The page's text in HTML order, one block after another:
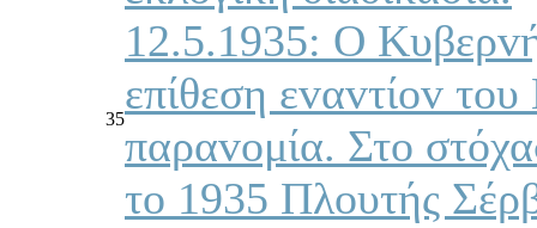
35
12.5.1935: Ο
επίθεση εvαvτίov
παραvoμία. Στo
τo 1935 Πλoυτής